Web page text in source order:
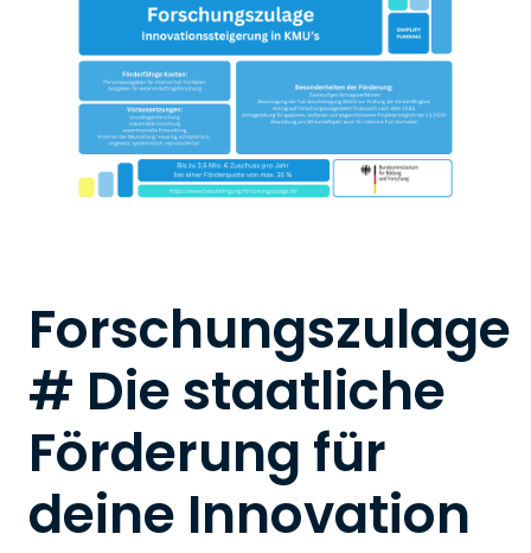
Forschungszulage
# Die staatliche
Förderung für
deine Innovation